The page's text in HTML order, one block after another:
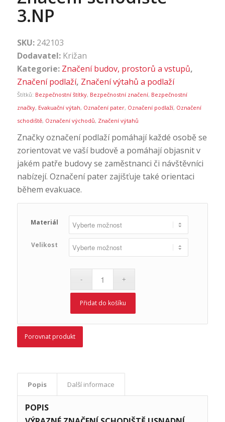
3.NP
SKU: 242103
Dodavatel: Križan
Kategorie: Značení budov, prostorů a vstupů,
Značení podlaží, Značení výtahů a podlaží
Štítků: Bezpečnostní štítky, Bezpečnostní značení, Bezpečnostní
značky, Evakuační výtah, Označení pater, Označení podlaží, Označení
schodiště, Označení východů, Značení výtahů
Značky označení podlaží pomáhají každé osobě se
zorientovat ve vaší budově a pomáhají objasnit v
jakém patře budovy se zaměstnanci či návštěvníci
nabízejí. Označení pater zajišťuje také orientaci
během evakuace.
Materiál
Velikost
Přidat do košíku
Porovnat produkt
Popis Další informace
POPIS